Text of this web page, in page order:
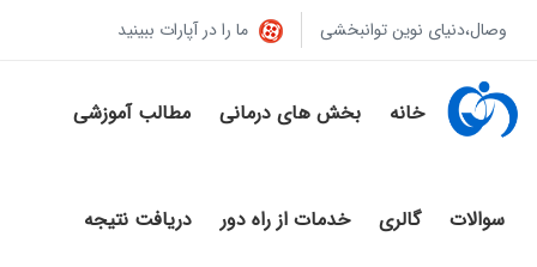
وصال،دنیای نوین توانبخشی ما را در آپارات ببینید
خانه بخش های درمانی مطالب آموزشی
سوالات گالری خدمات از راه دور دریافت نتیجه